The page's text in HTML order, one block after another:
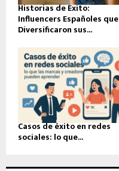
Historias de Éxito:
Influencers Españoles que
Diversificaron sus...
Casos de éxito en redes
sociales: lo que...